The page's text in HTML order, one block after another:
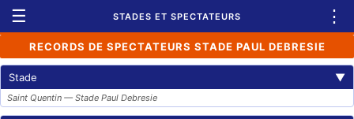
☰ STADES ET SPECTATEURS ⋮
RECORDS DE SPECTATEURS STADE PAUL DEBRESIE
Stade ▼
Saint Quentin — Stade Paul Debresie